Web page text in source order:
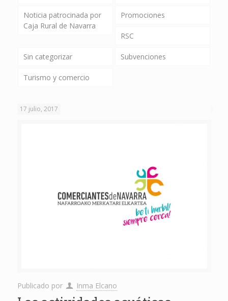
Noticia patrocinada por
Caja Rural de Navarra
Promociones
RSC
Sin categorizar Subvenciones
Turismo y comercio
17 julio, 2017
Publicado por Inma Elcano